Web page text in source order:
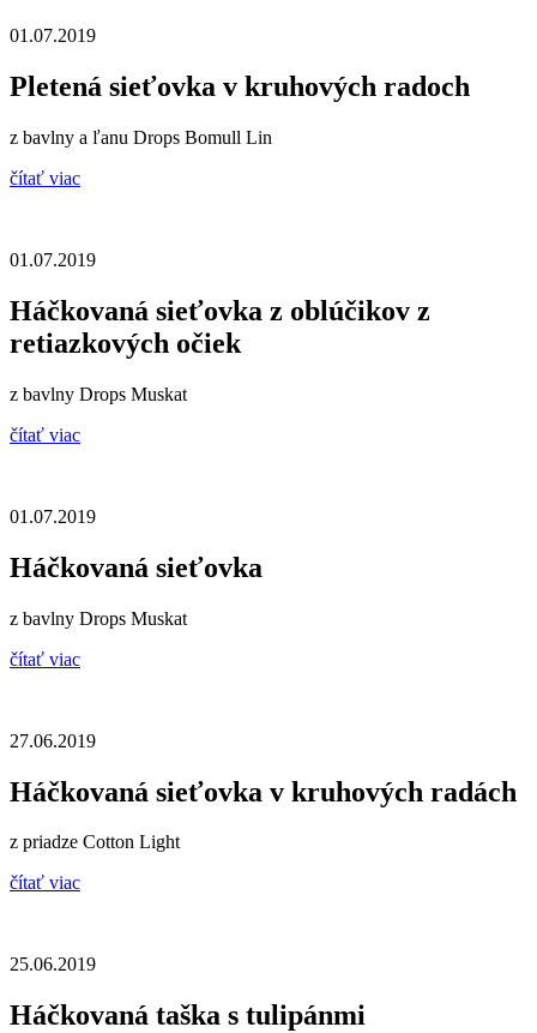
01.07.2019
Pletená sieťovka v kruhových radoch
z bavlny a ľanu Drops Bomull Lin
čítať viac
01.07.2019
Háčkovaná sieťovka z oblúčikov z
retiazkových očiek
z bavlny Drops Muskat
čítať viac
01.07.2019
Háčkovaná sieťovka
z bavlny Drops Muskat
čítať viac
27.06.2019
Háčkovaná sieťovka v kruhových radách
z priadze Cotton Light
čítať viac
25.06.2019
Háčkovaná taška s tulipánmi